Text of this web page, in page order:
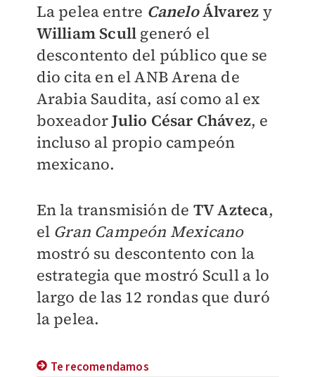
La pelea entre CaneloÁlvarez y
William Scull generó el
descontento del público que se
dio cita en el ANB Arena de
Arabia Saudita, así como al ex
boxeadorJulio César Chávez, e
incluso al propio campeón
mexicano.
En la transmisión de TV Azteca,
el Gran Campeón Mexicano
mostró su descontento con la
estrategia que mostró Scull a lo
largo de las 12 rondas que duró
la pelea.
Te recomendamos